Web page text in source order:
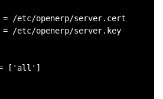
/etc/openerp/server.cert
/etc/openerp/server.key
= ['all']